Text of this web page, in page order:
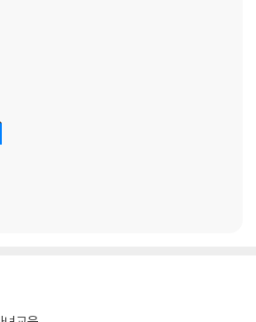
연습
도 할 수 없다 _사춘기의 관계
는 법
하자 | 혼자 인내하지 말고 함께 인내하자 | 아이
?
| 타고난 기질을 인정하고 말하기 | 아이가 외